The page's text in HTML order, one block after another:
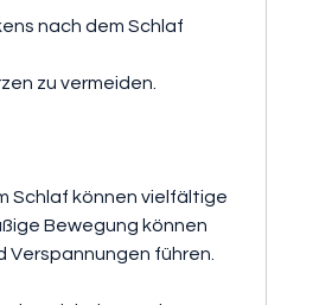
nach dem Schlaf
zu vermeiden.
Schlaf können vielfältige
Bewegung können
Verspannungen führen.